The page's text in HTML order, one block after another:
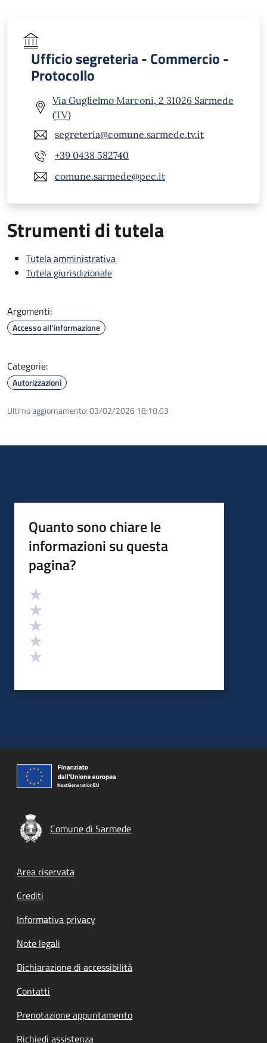
Ufficio segreteria - Commercio -
Protocollo
Via Guglielmo Marconi, 2 31026 Sarmede
(TV)
segreteria@comune.sarmede.tv.it
+39 0438 582740
comune.sarmede@pec.it
Strumenti di tutela
Tutela amministrativa
Tutela giurisdizionale
Argomenti:
Accesso all'informazione
Categorie:
Autorizzazioni
Ultimo aggiornamento:03/02/2026 18:10.03
Quanto sono chiare le
informazioni su questa
pagina?
Valutazione
Comune di Sarmede
Footer menu
Area riservata
Crediti
Informativa privacy
Note legali
Dichiarazione di accessibilità
Contatti
Prenotazione appuntamento
Richiedi assistenza